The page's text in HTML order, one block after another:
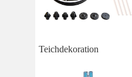
Teichdekoration